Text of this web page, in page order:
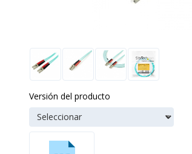
Versión del producto